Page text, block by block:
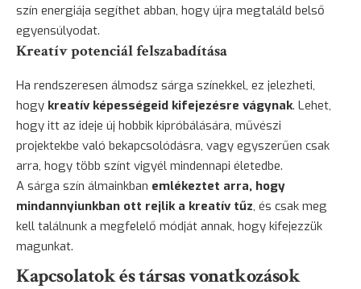
szín energiája segíthet abban, hogy újra megtaláld belső
egyensúlyodat.
Kreatív potenciál felszabadítása
Ha rendszeresen álmodsz sárga színekkel, ez jelezheti,
hogy kreatív képességeid kifejezésre vágynak. Lehet,
hogy itt az ideje új hobbik kipróbálására, művészi
projektekbe való bekapcsolódásra, vagy egyszerűen csak
arra, hogy több színt vigyél mindennapi életedbe.
A sárga szín álmainkban emlékeztet arra, hogy
mindannyiunkban ott rejlik a kreatív tűz, és csak meg
kell találnunk a megfelelő módját annak, hogy kifejezzük
magunkat.
Kapcsolatok és társas vonatkozások